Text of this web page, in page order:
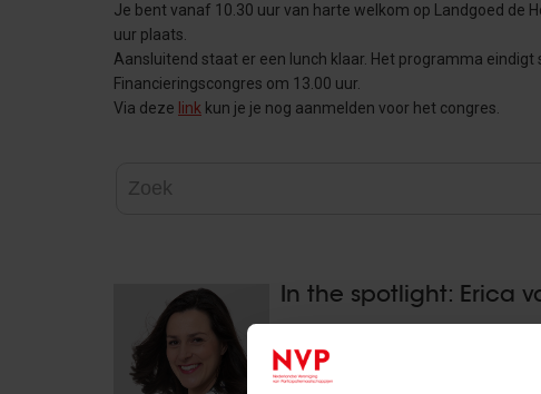
Je bent vanaf 10.30 uur van harte welkom op Landgoed de
uur plaats.
Aansluitend staat er een lunch klaar. Het programma
Financieringscongres om 13.00 uur.
Via deze link kun je je nog aanmelden voor het congres.
In the spotlight: Erica
Deze keer interviewen we Erica van